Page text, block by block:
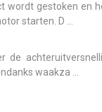
wordt gestoken en
starten. D ...
de
waakza ...